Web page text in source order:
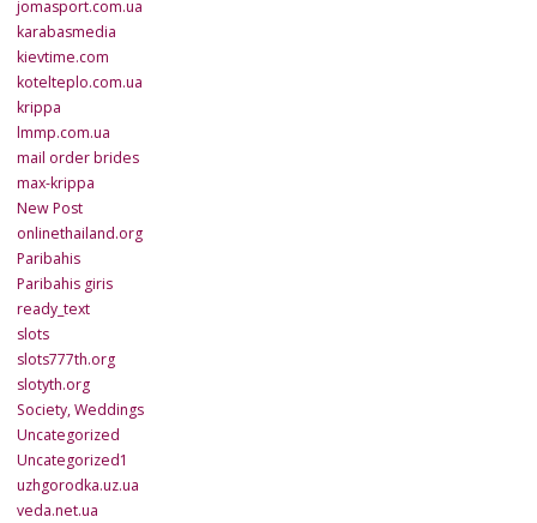
jomasport.com.ua
karabasmedia
kievtime.com
kotelteplo.com.ua
krippa
lmmp.com.ua
mail order brides
max-krippa
New Post
onlinethailand.org
Paribahis
Paribahis giris
ready_text
slots
slots777th.org
slotyth.org
Society, Weddings
Uncategorized
Uncategorized1
uzhgorodka.uz.ua
veda.net.ua